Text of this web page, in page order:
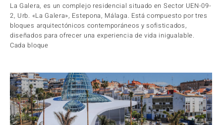
La Galera, es un complejo residencial situado en Sector UEN-09-
2, Urb. «La Galera», Estepona, Málaga. Está compuesto por tres
bloques arquitectónicos contemporáneos y sofisticados,
diseñados para ofrecer una experiencia de vida inigualable.
Cada bloque